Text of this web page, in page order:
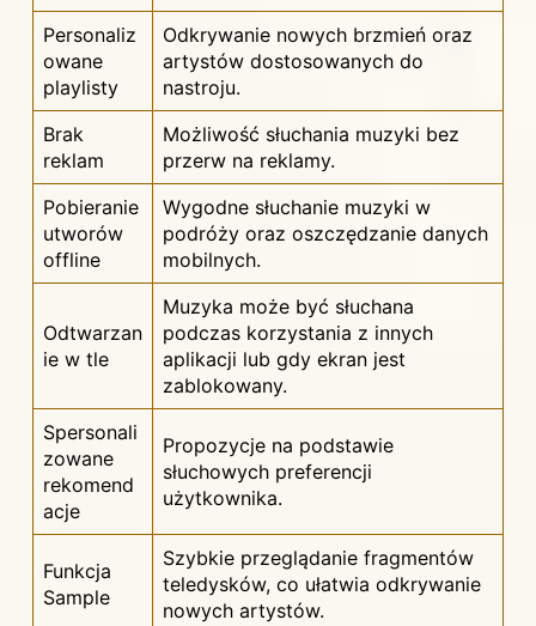
Personaliz
owane
playlisty
Odkrywanie nowych brzmień oraz
artystów dostosowanych do
nastroju.
Brak
reklam
Możliwość słuchania muzyki bez
przerw na reklamy.
Pobieranie
utworów
offline
Wygodne słuchanie muzyki w
podróży oraz oszczędzanie danych
mobilnych.
Odtwarzan
ie w tle
Muzyka może być słuchana
podczas korzystania z innych
aplikacji lub gdy ekran jest
zablokowany.
Spersonali
zowane
rekomend
acje
Propozycje na podstawie
słuchowych preferencji
użytkownika.
Funkcja
Sample
Szybkie przeglądanie fragmentów
teledysków, co ułatwia odkrywanie
nowych artystów.